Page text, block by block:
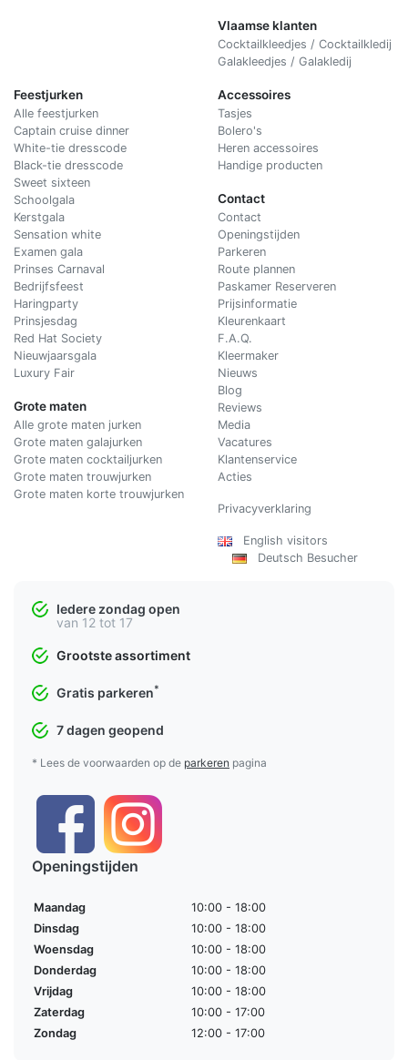
Vlaamse klanten
Cocktailkleedjes / Cocktailkledij
Galakleedjes / Galakledij
Feestjurken
Alle feestjurken
Captain cruise dinner
White-tie dresscode
Black-tie dresscode
Sweet sixteen
Schoolgala
Kerstgala
Sensation white
Examen gala
Prinses Carnaval
Bedrijfsfeest
Haringparty
Prinsjesdag
Red Hat Society
Nieuwjaarsgala
Luxury Fair
Grote maten
Alle grote maten jurken
Grote maten galajurken
Grote maten cocktailjurken
Grote maten trouwjurken
Grote maten korte trouwjurken
Accessoires
Tasjes
Bolero's
Heren accessoires
Handige producten
Contact
Contact
Openingstijden
Parkeren
Route plannen
Paskamer Reserveren
Prijsinformatie
Kleurenkaart
F.A.Q.
Kleermaker
Nieuws
Blog
Reviews
Media
Vacatures
Klantenservice
Acties
Privacyverklaring
English visitors
Deutsch Besucher
Iedere zondag open
van 12 tot 17
Grootste assortiment
Gratis parkeren*
7 dagen geopend
* Lees de voorwaarden op de parkeren pagina
Openingstijden
Maandag
10:00 - 18:00
Dinsdag
10:00 - 18:00
Woensdag
10:00 - 18:00
Donderdag
10:00 - 18:00
Vrijdag
10:00 - 18:00
Zaterdag
10:00 - 17:00
Zondag
12:00 - 17:00